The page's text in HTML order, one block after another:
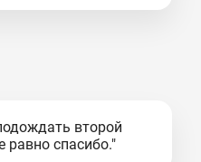
второй
равно спасибо."